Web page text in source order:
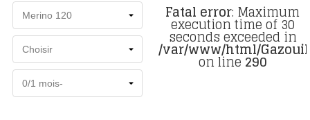
Fatal error: Maximum
execution time of 30
seconds exceeded in
/var/www/html/
on line290